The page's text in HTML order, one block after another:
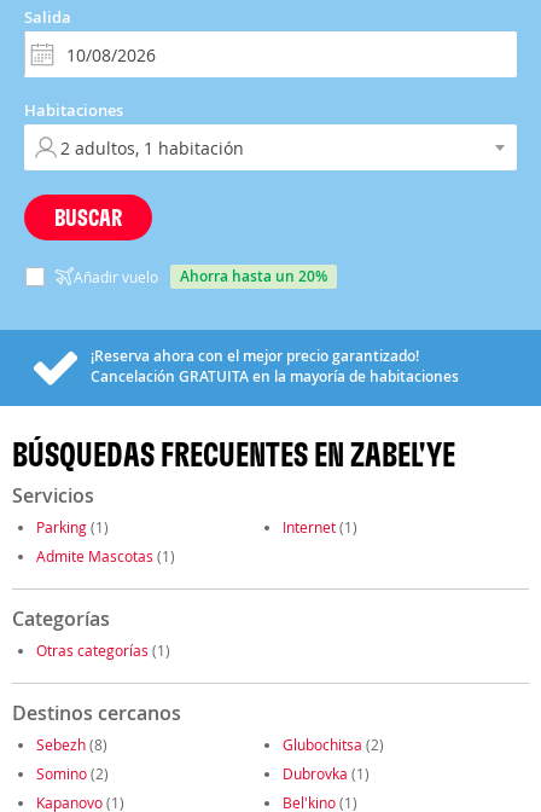
Salida
Habitaciones
BUSCAR
Añadir vuelo ahorra hasta un 20%
¡Reserva ahora con el mejor precio garantizado!
Cancelación GRATUITAen la mayoría de habitaciones
BÚSQUEDAS FRECUENTES EN ZABEL'YE
Servicios
Parking(1) Internet(1)
Admite Mascotas (1)
Categorías
Otras categorías (1)
Destinos cercanos
Sebezh(8) Glubochitsa (2)
Somino(2) Dubrovka (1)
Kapanovo(1) Bel'kino(1)